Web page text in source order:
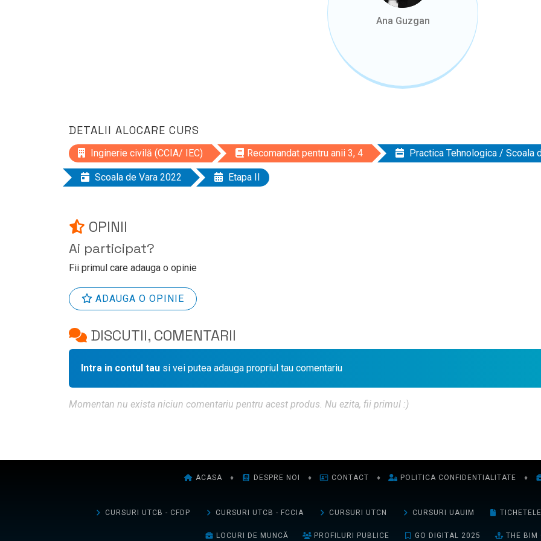
Ana Guzgan
DETALII ALOCARE CURS
Inginerie civilă (CCIA/ IEC) Recomandat pentru anii 3, 4 Practica Tehnologica / Scoala
Scoala de Vara 2022 Etapa II
OPINII
Ai participat?
Fii primul care adauga o opinie
ADAUGA O OPINIE
DISCUTII, COMENTARII
Intra in contul tau si vei putea adauga propriul tau comentariu
Momentan nu exista niciun comentariu pentru acest produs. Nu ezita, fii primul :)
ACASA ♦ DESPRE NOI ♦ CONTACT ♦ POLITICA CONFIDENTIALITATE ♦
CURSURI UTCB - CFDP CURSURI UTCB - FCCIA CURSURI UTCN CURSURI UAUIM
LOCURI DE MUNCĂ PROFILURI PUBLICE GO DIGITAL 2025 THE BIM